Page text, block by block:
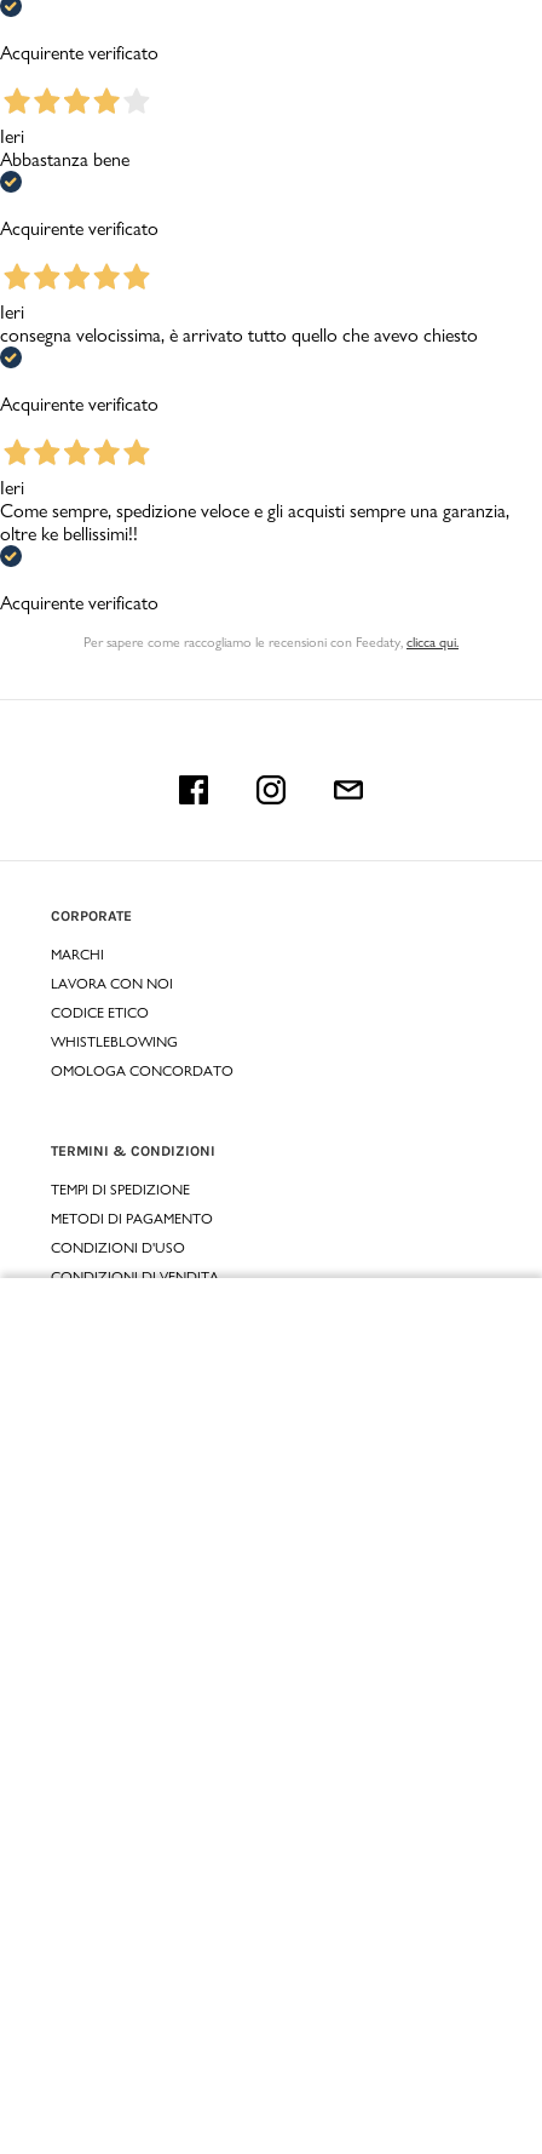
Acquirente verificato
Ieri
Abbastanza bene
Acquirente verificato
Ieri
consegna velocissima, è arrivato tutto quello che avevo chiesto
Acquirente verificato
Ieri
Come sempre, spedizione veloce e gli acquisti sempre una garanzia,
oltre ke bellissimi!!
Acquirente verificato
Per sapere come raccogliamo le recensioni con Feedaty, clicca qui.
CORPORATE
MARCHI
LAVORA CON NOI
CODICE ETICO
WHISTLEBLOWING
OMOLOGA CONCORDATO
TERMINI & CONDIZIONI
TEMPI DI SPEDIZIONE
METODI DI PAGAMENTO
CONDIZIONI D'USO
CONDIZIONI DI VENDITA